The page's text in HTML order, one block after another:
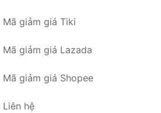
Mã giảm giá Tiki
Mã giảm giá Lazada
Mã giảm giá Shopee
Liên hệ